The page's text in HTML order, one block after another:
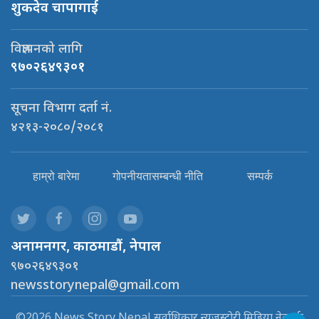
शुकदेव चापागाई
विज्ञापनको लागि
९७०२६४९३०१
सूचना विभाग दर्ता नं.
४२१३-२०८०/२०८१
हाम्रो बारेमा गोपनीयतासम्बन्धी नीति सम्पर्क
अनामनगर, काठमाडौं, नेपाल
९७०२६४९३०१
newsstorynepal@gmail.com